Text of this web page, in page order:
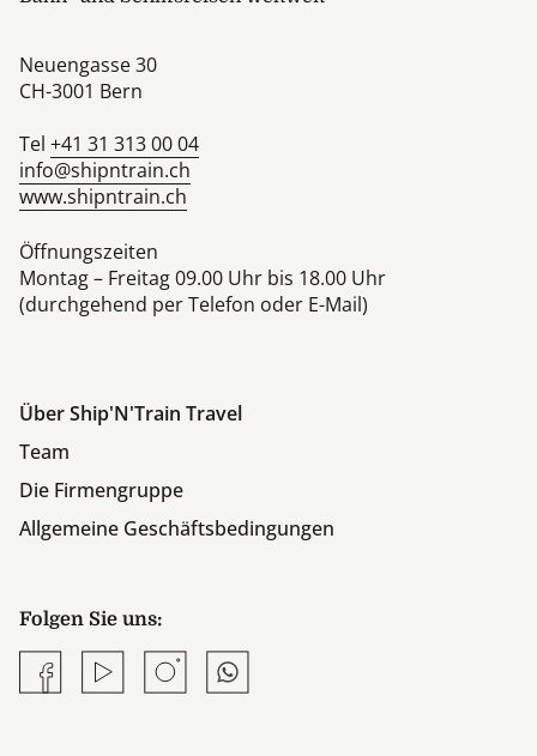
Neuengasse 30
CH-3001 Bern
Tel +41 31 313 00 04
info@shipntrain.ch
www.shipntrain.ch
Öffnungszeiten
Montag – Freitag 09.00 Uhr bis 18.00 Uhr
(durchgehend per Telefon oder E-Mail)
Über Ship'N'Train Travel
Team
Die Firmengruppe
Allgemeine Geschäftsbedingungen
Folgen Sie uns:
FacebookYouTubeInstagramWhatsapp